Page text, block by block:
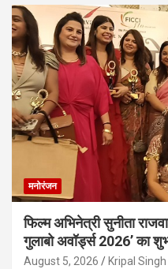
मनोरंजन
फिल्म अभिनेत्री सुनीता
गुलाबो अवॉर्ड्स 2026’ का
August 5, 2026 Kripal Singh